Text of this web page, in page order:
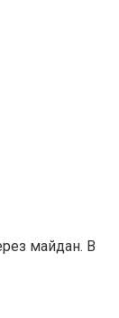
майдан. В